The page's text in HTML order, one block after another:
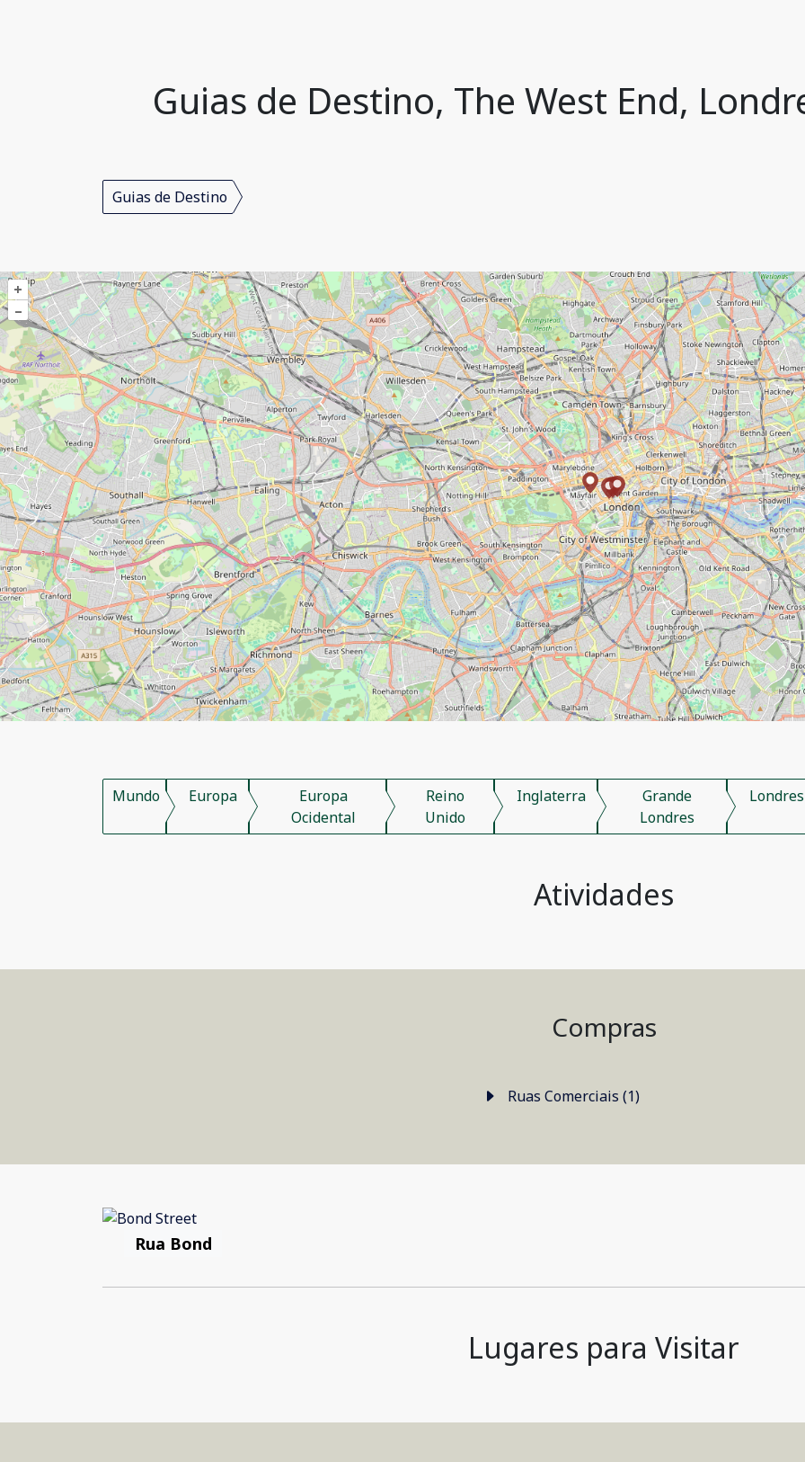
Guias de Destino, The West End,
Guias de Destino
+
–
Mundo Europa
Europa
Ocidental
Reino
Unido
Inglaterra
Grande
Londres
Londres
Atividades
Compras
Ruas Comerciais (1)
Rua Bond
Lugares para Visitar